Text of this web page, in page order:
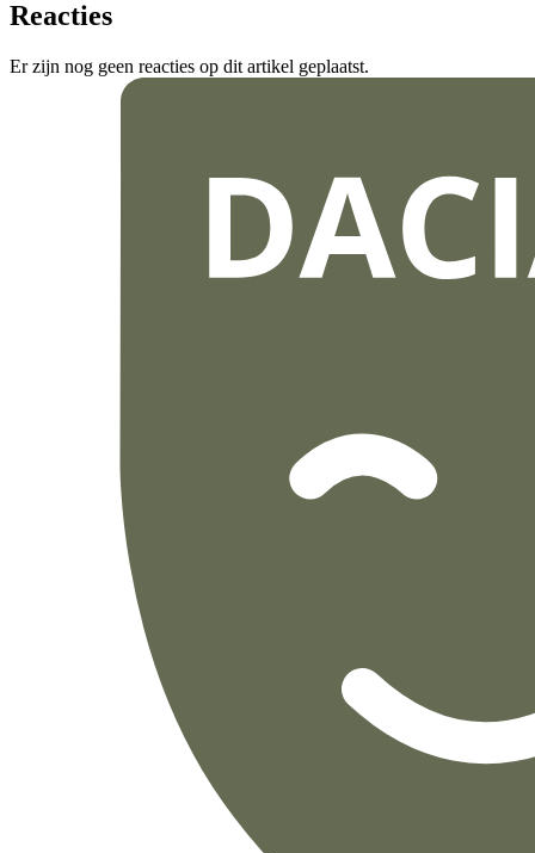
Reacties
Er zijn nog geen reacties op dit artikel geplaatst.